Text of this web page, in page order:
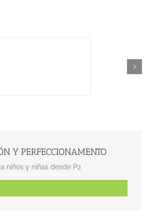
Y PERFECCIONAMENTO
niños y niñas desde P2